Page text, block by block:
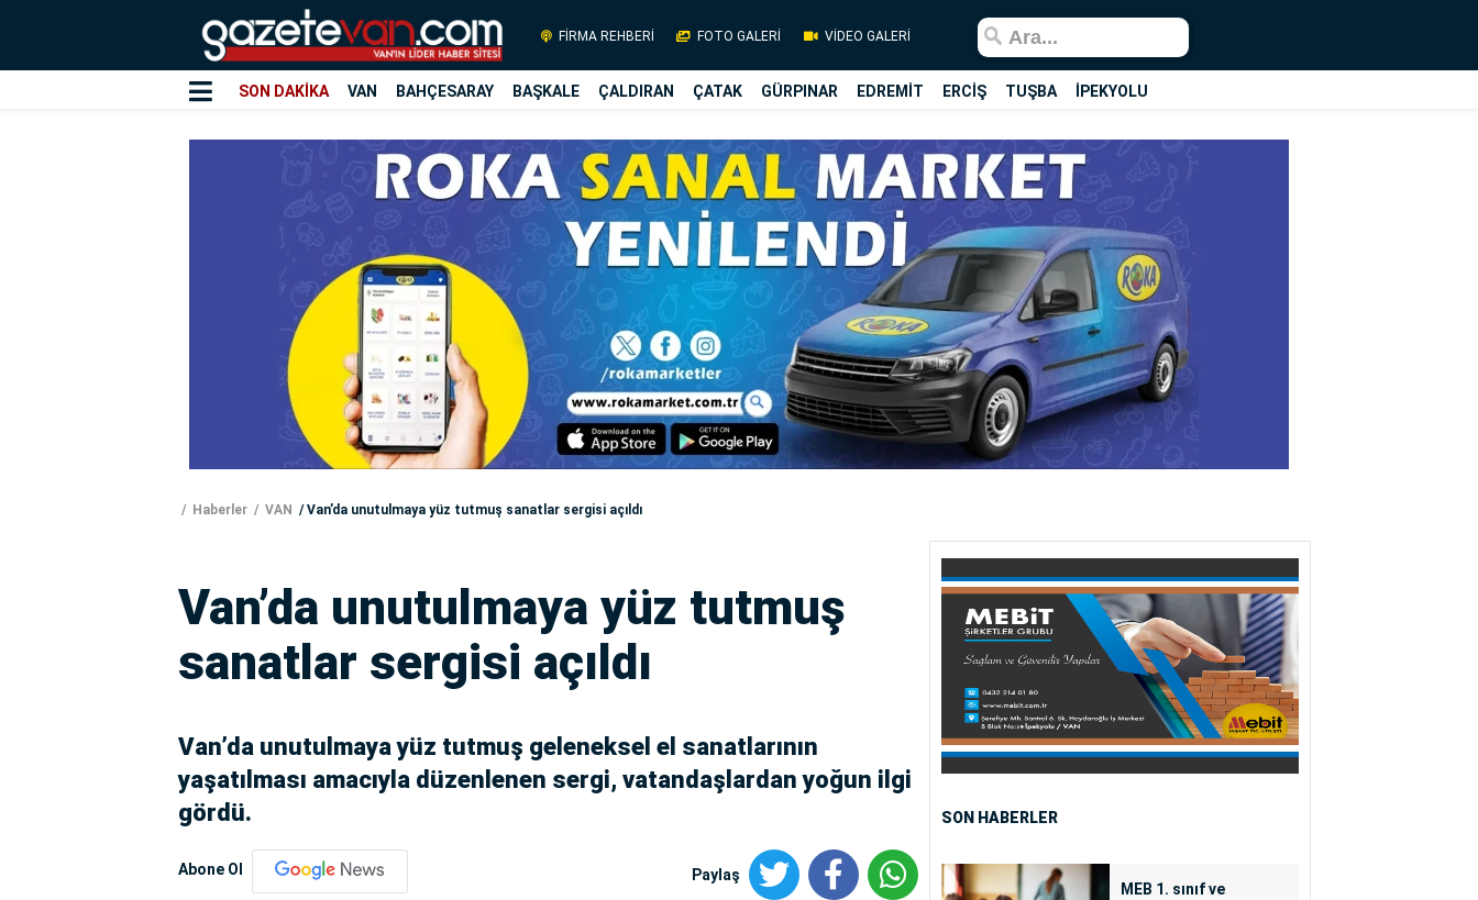
FİRMA REHBERİ FOTO GALERİ VİDEO GALERİ
SON DAKİKA VAN BAHÇESARAY BAŞKALE ÇALDIRAN ÇATAK GÜRPINAR EDREMİT ERCİŞ TUŞBA İPEKYOLU
Haberler VAN Van’da unutulmaya yüz tutmuş sanatlar sergisi açıldı
Van’da unutulmaya yüz tutmuş
sanatlar sergisi açıldı
Van’da unutulmaya yüz tutmuş geleneksel el sanatlarının
yaşatılması amacıyla düzenlenen sergi, vatandaşlardan yoğun ilgi
gördü.
Abone Ol Paylaş
SON HABERLER
MEB 1. sınıf ve